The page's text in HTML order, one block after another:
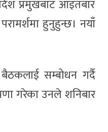
प्रमुखबाट आइतबार
हुनुहुन्छ। नयाँ
सम्बोधन गर्दै
गरेका उनले शनिबार